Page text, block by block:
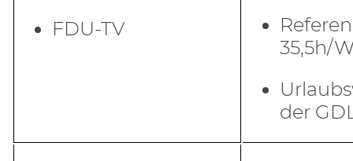
FDU-TV
35,5h/
der